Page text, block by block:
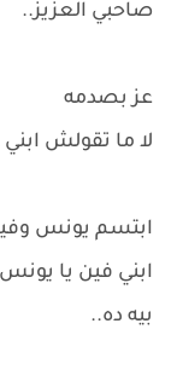
صاحبي العزيز..
عز بصدمه
لا ما تقولش
ابتسم يونس
ابني فين يا يونس
بيه ده..